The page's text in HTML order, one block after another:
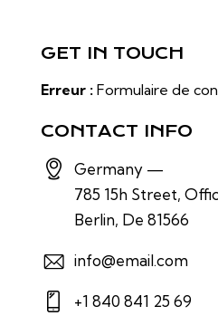
GET IN TOUCH
Erreur : Formulaire de
CONTACT INFO
Germany —
785 15h Street,
Berlin, De 81566
info@email.com
+1 840 841 25 69